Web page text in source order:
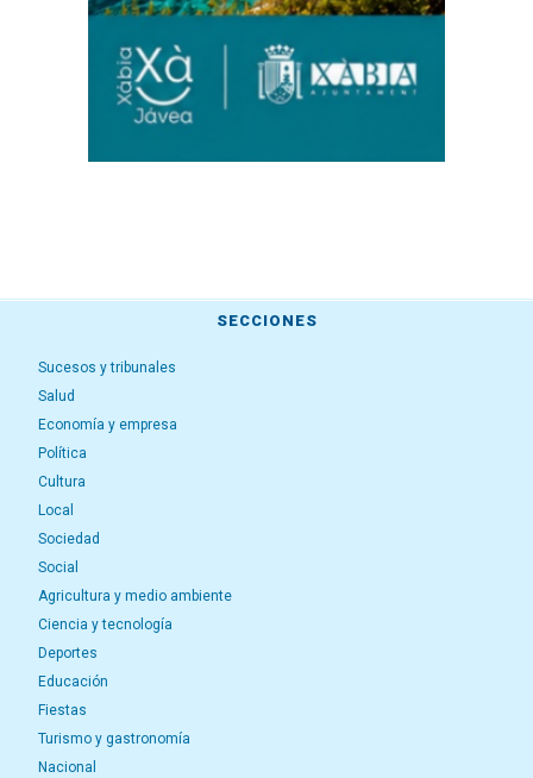
SECCIONES
Sucesos y tribunales
Salud
Economía y empresa
Política
Cultura
Local
Sociedad
Social
Agricultura y medio ambiente
Ciencia y tecnología
Deportes
Educación
Fiestas
Turismo y gastronomía
Nacional